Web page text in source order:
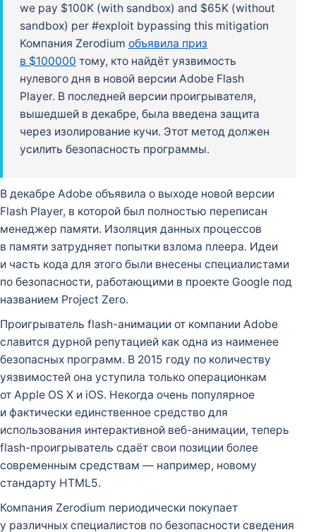
we pay $100K (with sandbox) and $65K (without
sandbox) per #exploit bypassing this mitigation
Компания Zerodium объявила приз
в $100000 тому, кто найдёт уязвимость
нулевого дня в новой версии Adobe Flash
Player. В последней версии проигрывателя,
вышедшей в декабре, была введена защита
через изолирование кучи. Этот метод должен
усилить безопасность программы.
В декабре Adobe объявила о выходе новой версии
Flash Player, в которой был полностью переписан
менеджер памяти. Изоляция данных процессов
в памяти затрудняет попытки взлома плеера. Идеи
и часть кода для этого были внесены специалистами
по безопасности, работающими в проекте Google под
названием Project Zero.
Проигрыватель flash-анимации от компании Adobe
славится дурной репутацией как одна из наименее
безопасных программ. В 2015 году по количеству
уязвимостей она уступила только операционкам
от Apple OS X и iOS. Некогда очень популярное
и фактически единственное средство для
использования интерактивной веб-анимации, теперь
flash-проигрыватель сдаёт свои позиции более
современным средствам — например, новому
стандарту HTML5.
Компания Zerodium периодически покупает
у различных специалистов по безопасности сведения